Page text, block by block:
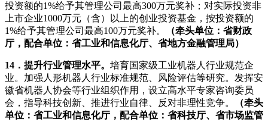
投资额的1%给予其管理公司最高300万元奖补；对实际投资非
上市企业1000万元（含）以上的创业投资基金，按投资额的
1%给予其管理公司最高100万元奖补。
（牵头单位：省财政
厅，配合单位：省工业和信息化厅、省地方金融管理局）
14．提升行业管理水平。 培育国家级工业机器人行业规范企
业。加强人形机器人行业标准规范、风险评估等研究。发挥安
徽省机器人协会等行业组织作用，设立高水平专家咨询委员
会，指导科技创新、推进行业自律、反对非理性竞争。
（牵头
单位：省工业和信息化厅，配合单位：省科技厅、省市场监管